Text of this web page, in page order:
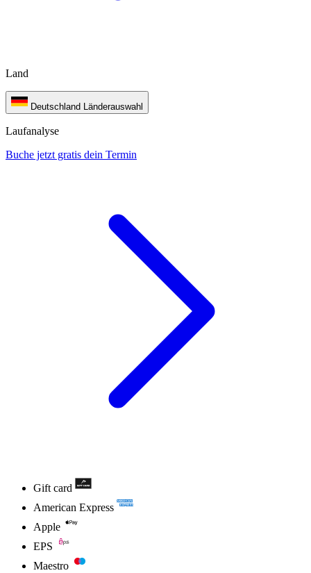
Land
Deutschland Länderauswahl
Laufanalyse
Buche jetzt gratis dein Termin
Gift card
American Express
Apple
EPS
Maestro